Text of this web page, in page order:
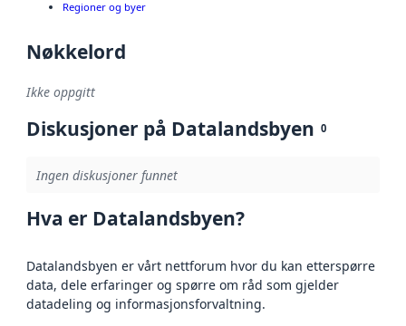
Regioner og byer
Nøkkelord
Ikke oppgitt
Diskusjoner på Datalandsbyen 0
Ingen diskusjoner funnet
Hva er Datalandsbyen?
Datalandsbyen er vårt nettforum hvor du kan etterspørre
data, dele erfaringer og spørre om råd som gjelder
datadeling og informasjonsforvaltning.